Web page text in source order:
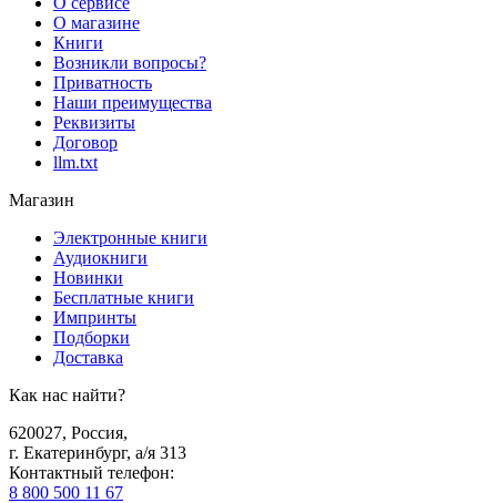
О магазине
Книги
Возникли вопросы?
Приватность
Наши преимущества
Реквизиты
Договор
llm.txt
Магазин
Электронные книги
Аудиокниги
Новинки
Бесплатные книги
Импринты
Подборки
Доставка
Как нас найти?
620027, Россия,
г. Екатеринбург, а/я 313
Контактный телефон:
8 800 500 11 67